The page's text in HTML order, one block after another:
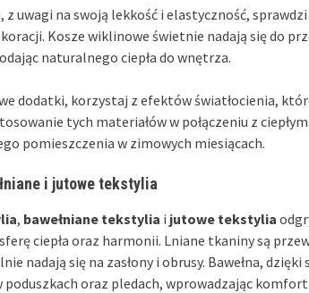
z uwagi na swoją lekkość i elastyczność,
Kosze wiklinowe świetnie nadają się do
naturalnego ciepła do wnętrza.
dodatki, korzystaj z efektów światłocienia,
tych materiałów w połączeniu z
pomieszczenia w zimowych miesiącach.
i jutowe tekstylia
, bawełniane tekstylia i jutowe tekstylia
ciepła oraz harmonii. Lniane tkaniny są
nadają się na zasłony i obrusy. Bawełna,
poduszkach oraz pledach, wprowadzając